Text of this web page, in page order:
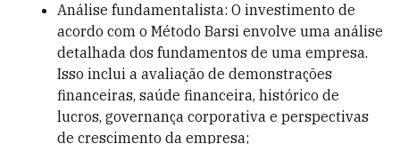
Análise fundamentalista: O investimento de
acordo com o Método Barsi envolve uma análise
detalhada dos fundamentos de uma empresa.
Isso inclui a avaliação de demonstrações
financeiras, saúde financeira, histórico de
lucros, governança corporativa e perspectivas
de crescimento da empresa;